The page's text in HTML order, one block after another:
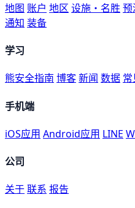
地图 账户 地区 设施・名胜 预
通知 装备
学习
熊安全指南 博客新闻 数据
手机端
iOS应用 Android应用 LINE
公司
关于联系 报告